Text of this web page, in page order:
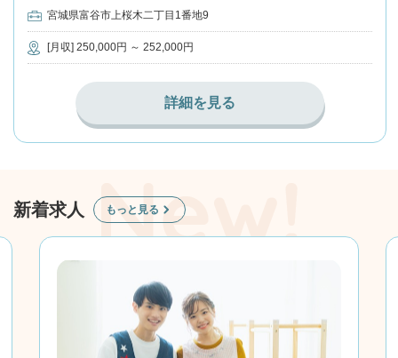
宮城県富谷市上桜木二丁目1番地9
[月収] 250,000円 ～ 252,000円
詳細を見る
新着求人 もっと見る